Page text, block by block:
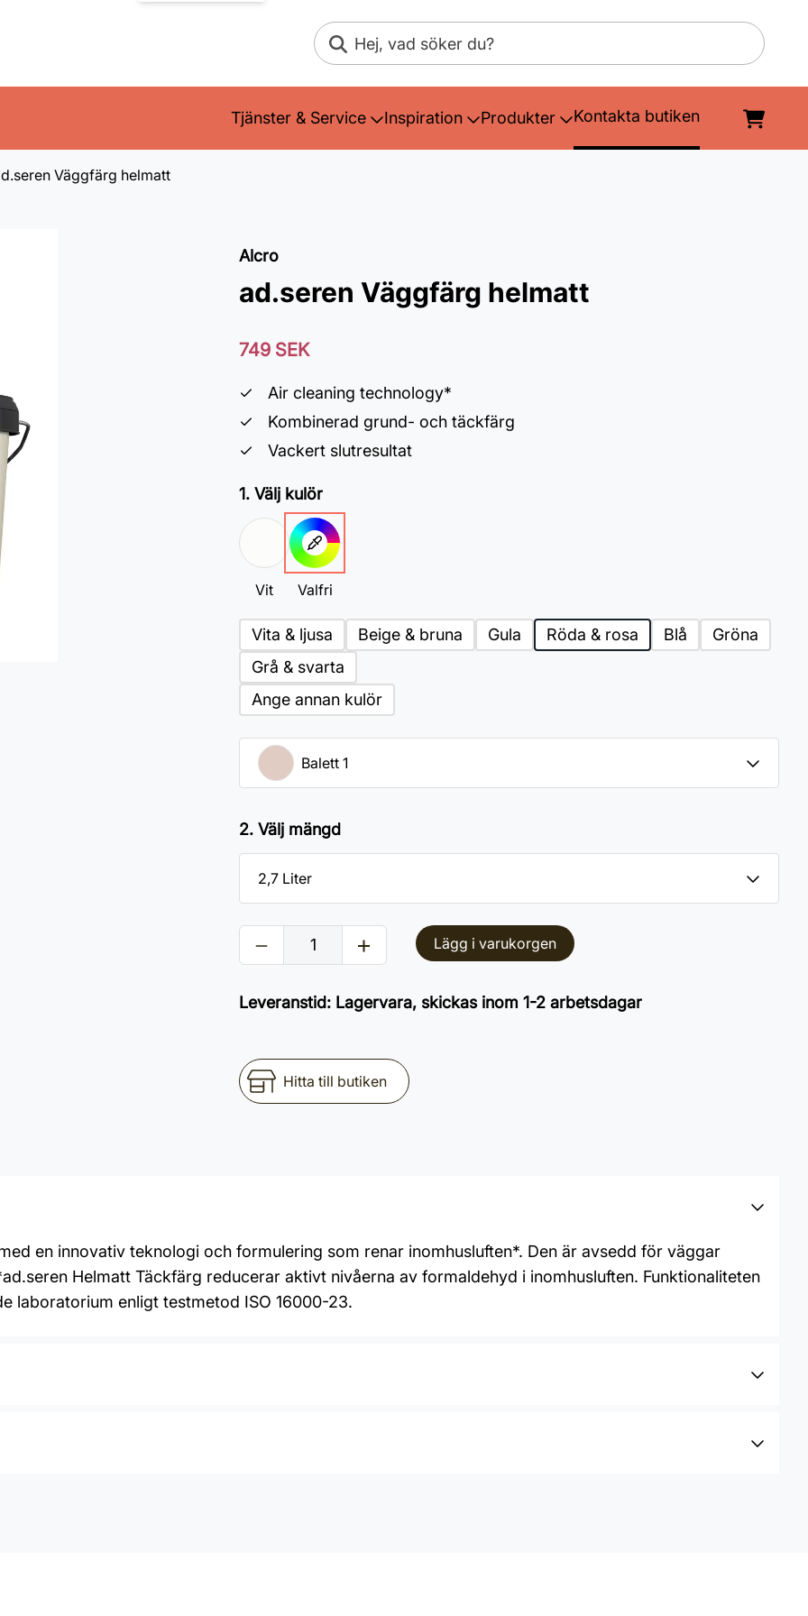
Sök
Tjänster & Service Inspiration Produkter Kontakta butiken
Väggfärg helmatt
Alcro
ad.seren Väggfärg helmatt
749 SEK
Air cleaning technology*
Kombinerad grund- och täckfärg
Vackert slutresultat
1. Välj kulör
Vit Valfri
Vita & ljusa Beige & bruna Gula Röda & rosa Blå
Gröna
Grå & svarta
Ange annan kulör
2. Välj mängd
Lägg i varukorgen
Leveranstid: Lagervara, skickas inom 1-2 arbetsdagar
Hitta till butiken
en innovativ teknologi och formulering som renar inomhusluften*. Den är avsedd för väggar
Helmatt Täckfärg reducerar aktivt nivåerna av formaldehyd i inomhusluften. Funktionaliteten
laboratorium enligt testmetod ISO 16000-23.